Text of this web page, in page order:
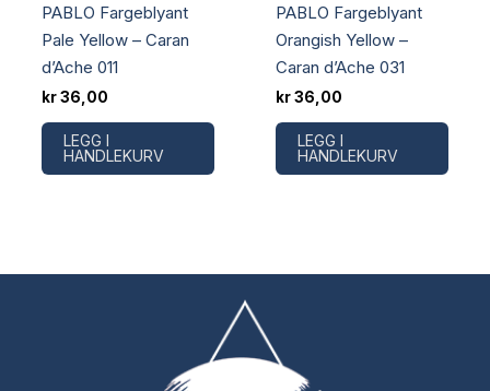
PABLO Fargeblyant
Pale Yellow – Caran
d’Ache 011
kr36,00
LEGG I
HANDLEKURV
PABLO Fargeblyant
Orangish Yellow –
Caran d’Ache 031
kr36,00
LEGG I
HANDLEKURV